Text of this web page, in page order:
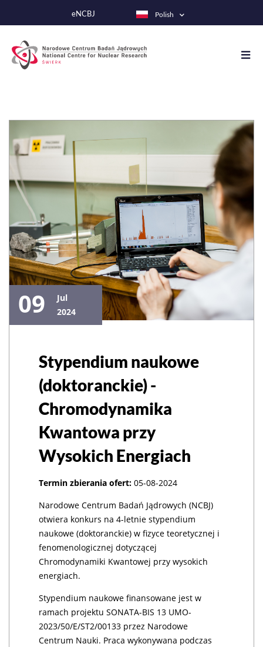
do
eNCBJ Polish
09
Jul
2024
Stypendium naukowe
(doktoranckie) -
Chromodynamika
Kwantowa przy
Wysokich Energiach
Termin zbierania ofert: 05-08-2024
Narodowe Centrum Badań Jądrowych (NCBJ)
otwiera konkurs na 4-letnie stypendium
naukowe (doktoranckie) w fizyce teoretycznej i
fenomenologicznej dotyczącej
Chromodynamiki Kwantowej przy wysokich
energiach.
Stypendium naukowe finansowane jest w
ramach projektu SONATA-BIS 13 UMO-
2023/50/E/ST2/00133 przez Narodowe
Centrum Nauki. Praca wykonywana podczas